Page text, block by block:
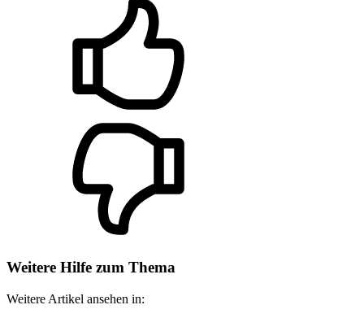
Weitere Hilfe zum Thema
Weitere Artikel ansehen in: